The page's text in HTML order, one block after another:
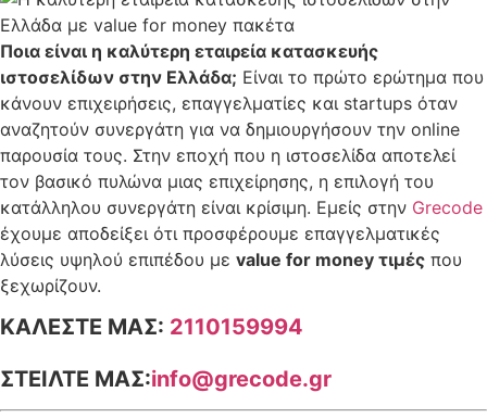
Ποια είναι η καλύτερη εταιρεία κατασκευής
ιστοσελίδων στην Ελλάδα; Είναι το πρώτο ερώτημα που
κάνουν επιχειρήσεις, επαγγελματίες και startups όταν
αναζητούν συνεργάτη για να δημιουργήσουν την online
παρουσία τους. Στην εποχή που η ιστοσελίδα αποτελεί
τον βασικό πυλώνα μιας επιχείρησης, η επιλογή του
κατάλληλου συνεργάτη είναι κρίσιμη. Εμείς στην Grecode
έχουμε αποδείξει ότι προσφέρουμε επαγγελματικές
λύσεις υψηλού επιπέδου με value for money τιμές που
ξεχωρίζουν.
ΚΑΛΕΣΤΕ ΜΑΣ: 2110159994
ΣΤΕΙΛΤΕ ΜΑΣ:info@grecode.gr